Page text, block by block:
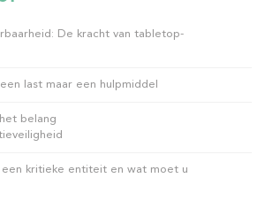
De kracht van tabletop-
last maar een hulpmiddel
belang
een kritieke entiteit en wat moet u